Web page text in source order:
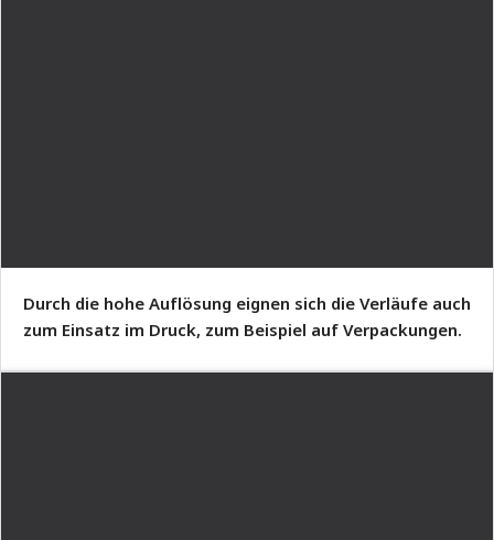
Durch die hohe Auflösung eignen sich die Verläufe auch
zum Einsatz im Druck, zum Beispiel auf Verpackungen.